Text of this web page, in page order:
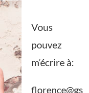
Vous
pouvez
m’écrire à:
florence@gs